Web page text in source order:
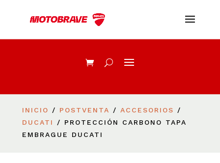
INICIO / POSTVENTA / ACCESORIOS
/
DUCATI
/ PROTECCIÓN CARBONO TAPA
EMBRAGUE DUCATI